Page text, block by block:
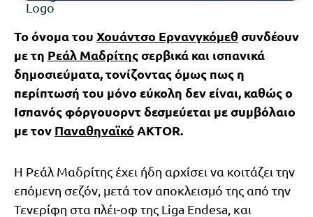
Το όνομα του Χουάντσο Ερνανγκόμεθσυνδέουν
με τη Ρεάλ Μαδρίτηςσερβικά και ισπανικά
δημοσιεύματα, τονίζοντας όμως πως η
περίπτωσή του μόνο εύκολη δεν είναι, καθώς ο
Ισπανός φόργουορντ δεσμεύεται με συμβόλαιο
με τον Παναθηναϊκό AKTOR.
Η Ρεάλ Μαδρίτης έχει ήδη αρχίσει να κοιτάζει την
επόμενη σεζόν, μετά τον αποκλεισμό της από την
Τενερίφη στα πλέι-οφ της Liga Endesa, και